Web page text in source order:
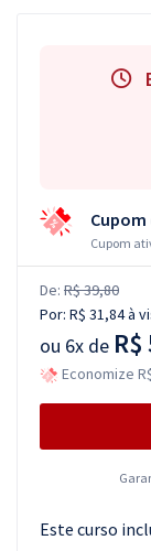
Cupom
Cupom
De: R$ 39,80
Por: R$ 31,84à
ou 6x de R$
Economize
Este curso